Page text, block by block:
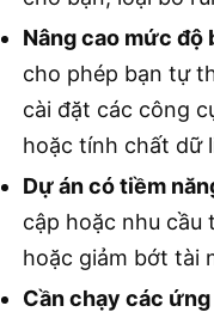
Nâng cao mức độ
cho phép bạn tự
cài đặt các công
hoặc tính chất dữ
Dự án có tiềm
cập hoặc nhu
hoặc giảm bớt tài
Cần chạy các